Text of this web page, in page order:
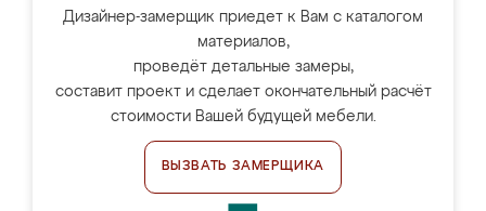
Дизайнер-замерщик приедет к Вам с каталогом
материалов,
проведёт детальные замеры,
составит проект и сделает окончательный расчёт
стоимости Вашей будущей мебели.
ВЫЗВАТЬ ЗАМЕРЩИКА